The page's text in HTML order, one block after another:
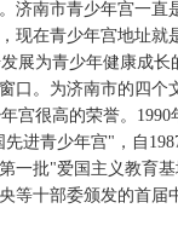
济南市青少年宫一
现在青少年宫地址就
展为青少年健康成长
口。为济南市的四个
宫很高的荣誉。
进青少年宫"，自
一批"爱国主义教育
等十部委颁发的首届